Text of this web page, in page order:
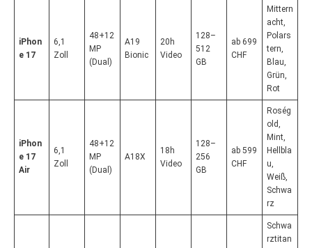
iPhon
e 17
6,1
Zoll
48+12
MP
(Dual)
A19
Bionic
20h
Video
128–
512
GB
ab 699
CHF
Mittern
acht,
Polars
tern,
Blau,
Grün,
Rot
iPhon
e 17
Air
6,1
Zoll
48+12
MP
(Dual)
A18X
18h
Video
128–
256
GB
ab 599
CHF
Roség
old,
Mint,
Hellbla
u,
Weiß,
Schwa
rz
Schwa
rztitan